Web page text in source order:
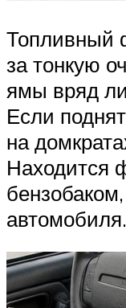
Топливный
за тонкую
ямы вряд
Если
на
Находится
автомобиля.